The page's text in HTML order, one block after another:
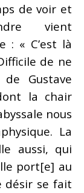
de voir et
vient
: « C’est là
de ne
Gustave
la chair
nous
La
aussi, qui
port[e] au
désir se fait